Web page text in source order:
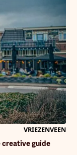
VRIEZENVEEN
creative guide